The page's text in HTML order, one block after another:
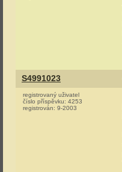
S4991023
registrovaný uživatel
číslo příspěvku: 4253
registrován: 9-2003